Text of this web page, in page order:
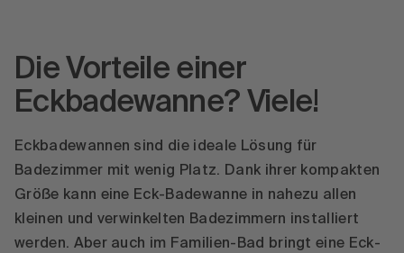
Die Vorteile einer
Eckbadewanne? Viele!
Eckbadewannen sind die ideale Lösung für
Badezimmer mit wenig Platz. Dank ihrer kompakten
Größe kann eine Eck-Badewanne in nahezu allen
kleinen und verwinkelten Badezimmern installiert
werden. Aber auch im Familien-Bad bringt eine Eck-